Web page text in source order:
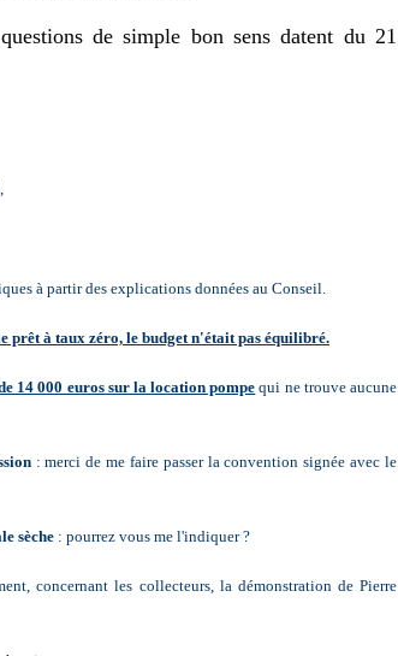
de simple bon sens datent du 21
à partir des explications données au Conseil.
prêt à taux zéro, le budget n'était pas équilibré.
14 000 euros sur la location pompe qui ne trouve aucune
: merci de me faire passer la convention signée avec le
sèche : pourrez vous me l'indiquer ?
concernant les collecteurs, la démonstration de Pierre